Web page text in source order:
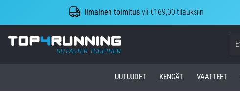
Ilmainen toimitus yli €169,00 tilauksiin
Top4Running.fi
UUTUUDET KENGÄT VAATTEET